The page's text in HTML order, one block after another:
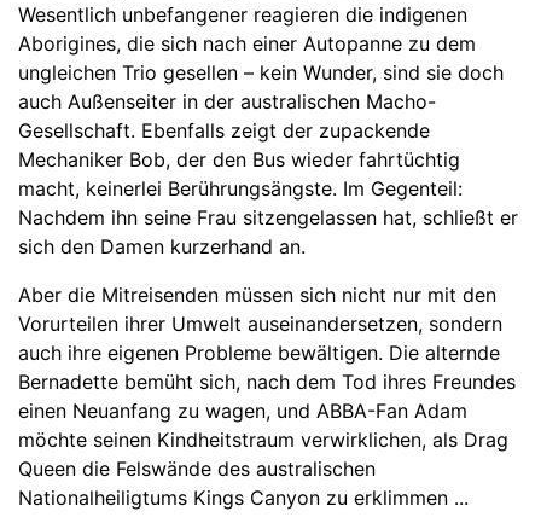
Wesentlich unbefangener reagieren die indigenen
Aborigines, die sich nach einer Autopanne zu dem
ungleichen Trio gesellen – kein Wunder, sind sie doch
auch Außenseiter in der australischen Macho-
Gesellschaft. Ebenfalls zeigt der zupackende
Mechaniker Bob, der den Bus wieder fahrtüchtig
macht, keinerlei Berührungsängste. Im Gegenteil:
Nachdem ihn seine Frau sitzengelassen hat, schließt er
sich den Damen kurzerhand an.
Aber die Mitreisenden müssen sich nicht nur mit den
Vorurteilen ihrer Umwelt auseinandersetzen, sondern
auch ihre eigenen Probleme bewältigen. Die alternde
Bernadette bemüht sich, nach dem Tod ihres Freundes
einen Neuanfang zu wagen, und ABBA-Fan Adam
möchte seinen Kindheitstraum verwirklichen, als Drag
Queen die Felswände des australischen
Nationalheiligtums Kings Canyon zu erklimmen ...